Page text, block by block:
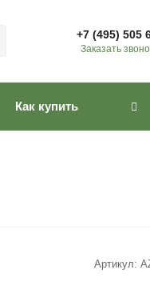
+7 (495) 505
Заказать
Как купить
Артикул: